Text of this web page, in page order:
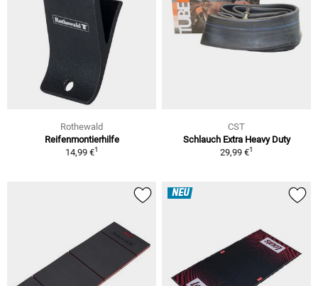
Rothewald
Reifenmontierhilfe
14,99 €1
CST
Schlauch Extra Heavy Duty
29,99 €1
NEU